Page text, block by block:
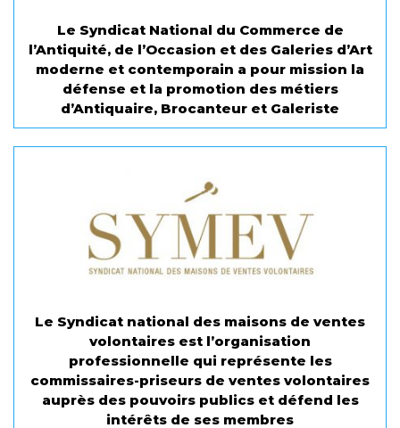
Le Syndicat National du Commerce de
l’Antiquité, de l’Occasion et des Galeries d’Art
moderne et contemporain a pour mission la
défense et la promotion des métiers
d’Antiquaire, Brocanteur et Galeriste
Le Syndicat national des maisons de ventes
volontaires est l’organisation
professionnelle qui représente les
commissaires-priseurs de ventes volontaires
auprès des pouvoirs publics et défend les
intérêts de ses membres